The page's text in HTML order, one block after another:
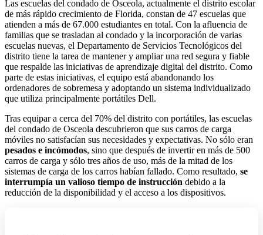
Las escuelas del condado de Osceola, actualmente el distrito escolar
de más rápido crecimiento de Florida, constan de 47 escuelas que
atienden a más de 67.000 estudiantes en total. Con la afluencia de
familias que se trasladan al condado y la incorporación de varias
escuelas nuevas, el Departamento de Servicios Tecnológicos del
distrito tiene la tarea de mantener y ampliar una red segura y fiable
que respalde las iniciativas de aprendizaje digital del distrito. Como
parte de estas iniciativas, el equipo está abandonando los
ordenadores de sobremesa y adoptando un sistema individualizado
que utiliza principalmente portátiles Dell.
Tras equipar a cerca del 70% del distrito con portátiles, las escuelas
del condado de Osceola descubrieron que sus carros de carga
móviles no satisfacían sus necesidades y expectativas. No sólo eran
pesados e incómodos, sino que después de invertir en más de 500
carros de carga y sólo tres años de uso, más de la mitad de los
sistemas de carga de los carros habían fallado. Como resultado, se
interrumpía un valioso tiempo de instrucción debido a la
reducción de la disponibilidad y el acceso a los dispositivos.